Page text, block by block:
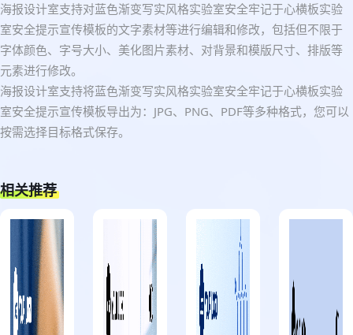
海报设计室支持对蓝色渐变写实风格实验室安全牢记于心横板实验
室安全提示宣传模板的文字素材等进行编辑和修改，包括但不限于
字体颜色、字号大小、美化图片素材、对背景和模版尺寸、排版等
元素进行修改。
海报设计室支持将蓝色渐变写实风格实验室安全牢记于心横板实验
室安全提示宣传模板导出为：JPG、PNG、PDF等多种格式，您可以
按需选择目标格式保存。
相关推荐